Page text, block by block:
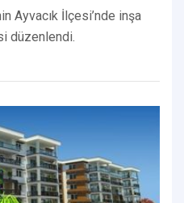
Ayvacık İlçesi’nde inşa
düzenlendi.